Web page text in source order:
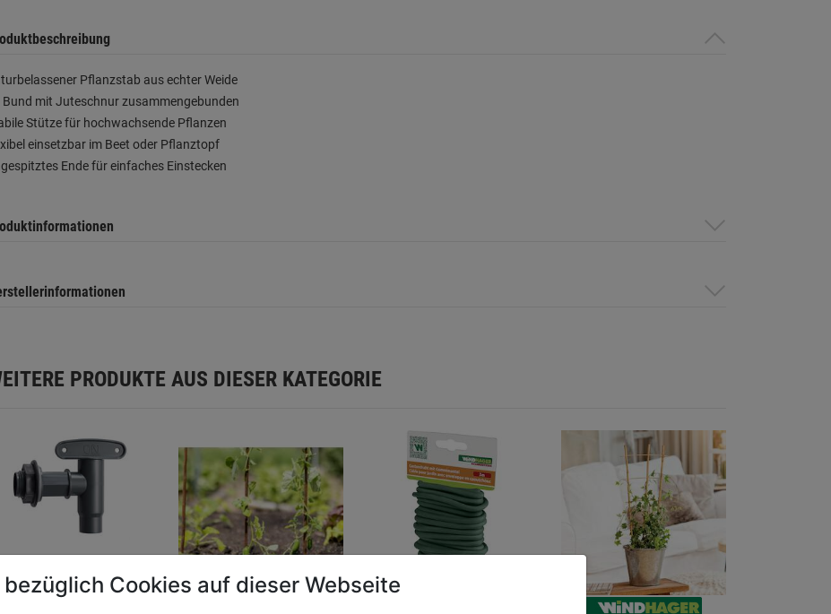
Pflanzstab aus echter Weide
Bund mit Juteschnur zusammengebunden
Stütze für hochwachsende Pflanzen
einsetzbar im Beet oder Pflanztopf
Ende für einfaches Einstecken
PRODUKTE AUS DIESER KATEGORIE
f.
bezüglich Cookies auf dieser Webseite